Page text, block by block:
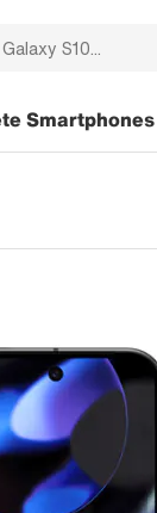
Smartphones